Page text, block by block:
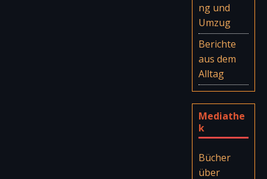
ng und
Umzug
Berichte
aus dem
Alltag
Mediathe
k
Bücher
über